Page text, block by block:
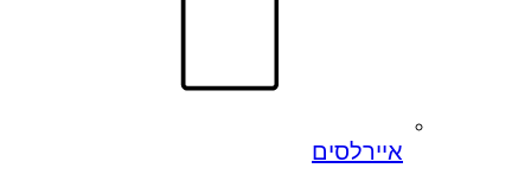
איירלסים